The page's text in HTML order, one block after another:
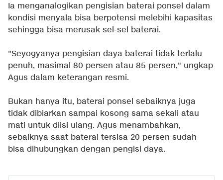
Ia menganalogikan pengisian baterai ponsel dalam
kondisi menyala bisa berpotensi melebihi kapasitas
sehingga bisa merusak sel-sel baterai.
"Seyogyanya pengisian daya baterai tidak terlalu
penuh, masimal 80 persen atau 85 persen," ungkap
Agus dalam keterangan resmi.
Bukan hanya itu, baterai ponsel sebaiknya juga
tidak dibiarkan sampai kosong sama sekali atau
mati untuk diisi ulang. Agus menambahkan,
sebaiknya saat baterai tersisa 20 persen sudah
bisa dihubungkan dengan pengisi daya.